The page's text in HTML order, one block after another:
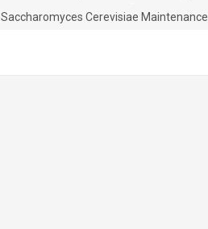
Saccharomyces Cerevisiae Maintenance